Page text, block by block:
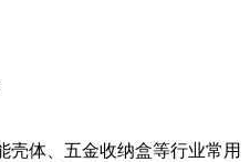
壳体、五金收纳盒等行业常用